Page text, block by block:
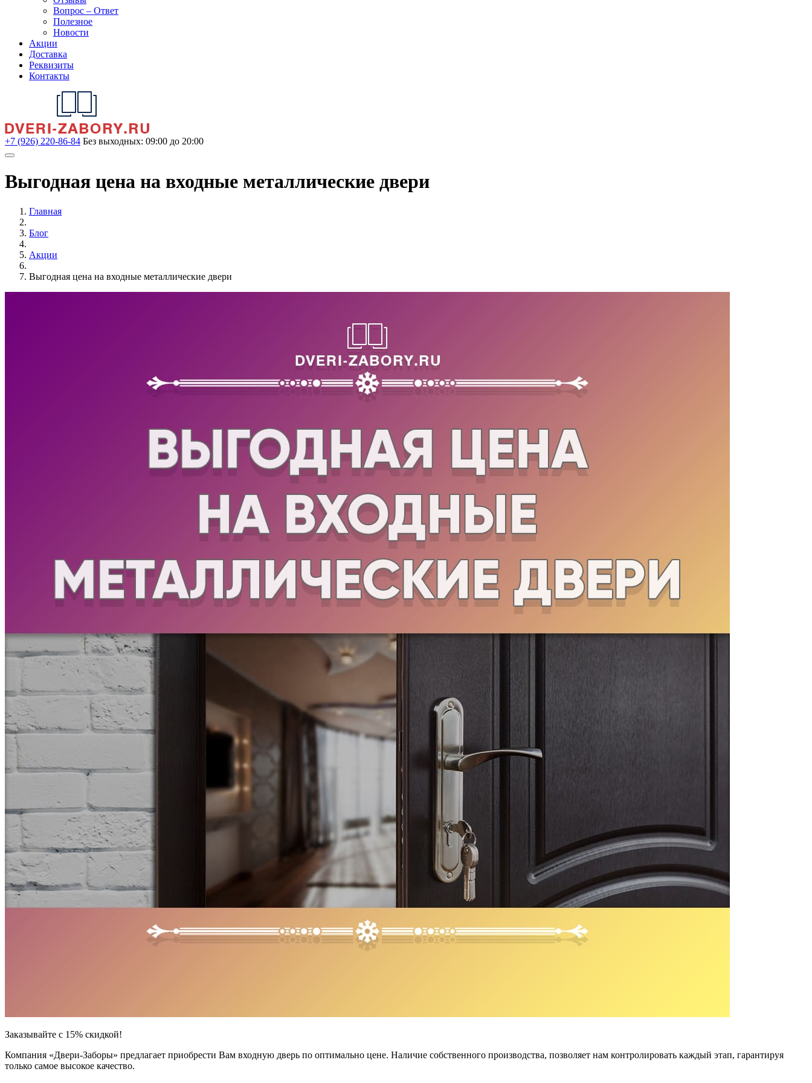
Вопрос – Ответ
Полезное
Новости
Акции
Доставка
Реквизиты
Контакты
+7 (926) 220-86-84 Без выходных: 09:00 до 20:00
Выгодная цена на входные металлические двери
Главная
Блог
Акции
Выгодная цена на входные металлические двери
Заказывайте с 15% скидкой!
Компания «Двери-Заборы» предлагает приобрести Вам входную дверь по оптимально цене. Наличие собственного производства, позволяет нам контролировать каждый этап, гарантируя
только самое высокое качество.